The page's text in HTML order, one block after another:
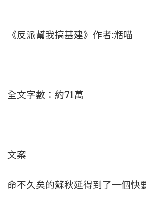
《反派幫我搞基建》作者:湉喵
全文字數：約71萬
文案
命不久矣的蘇秋延得到了一個快